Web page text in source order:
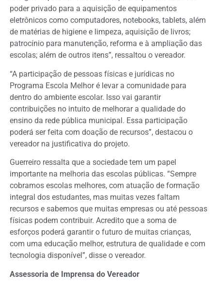
poder privado para a aquisição de equipamentos
eletrônicos como computadores, notebooks, tablets, além
de matérias de higiene e limpeza, aquisição de livros;
patrocínio para manutenção, reforma e à ampliação das
escolas; além de outros itens”, ressaltou o vereador.
“A participação de pessoas físicas e jurídicas no
Programa Escola Melhor é levar a comunidade para
dentro do ambiente escolar. Isso vai garantir
contribuições no intuito de melhorar a qualidade do
ensino da rede pública municipal. Essa participação
poderá ser feita com doação de recursos”, destacou o
vereador na justificativa do projeto.
Guerreiro ressalta que a sociedade tem um papel
importante na melhoria das escolas públicas. “Sempre
cobramos escolas melhores, com atuação de formação
integral dos estudantes, mas muitas vezes faltam
recursos e sabemos que muitas empresas ou até pessoas
físicas podem contribuir. Acredito que a soma de
esforços poderá garantir o futuro de muitas crianças,
com uma educação melhor, estrutura de qualidade e com
tecnologia disponível”, disse o vereador.
Assessoria de Imprensa do Vereador